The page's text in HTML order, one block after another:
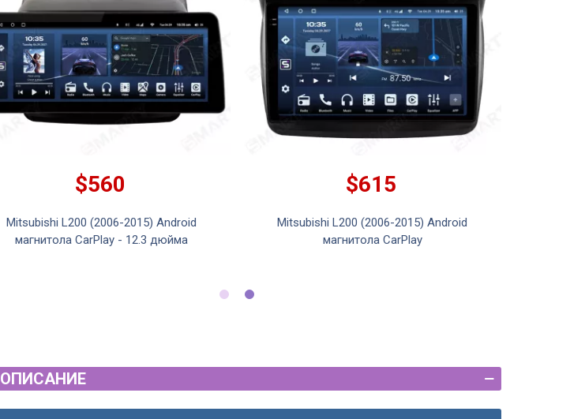
$560
Mitsubishi L200 (2006-2015) Android
магнитола CarPlay - 12.3 дюйма
$615
Mitsubishi L200 (2006-2015) Android
магнитола CarPlay
ОПИСАНИЕ